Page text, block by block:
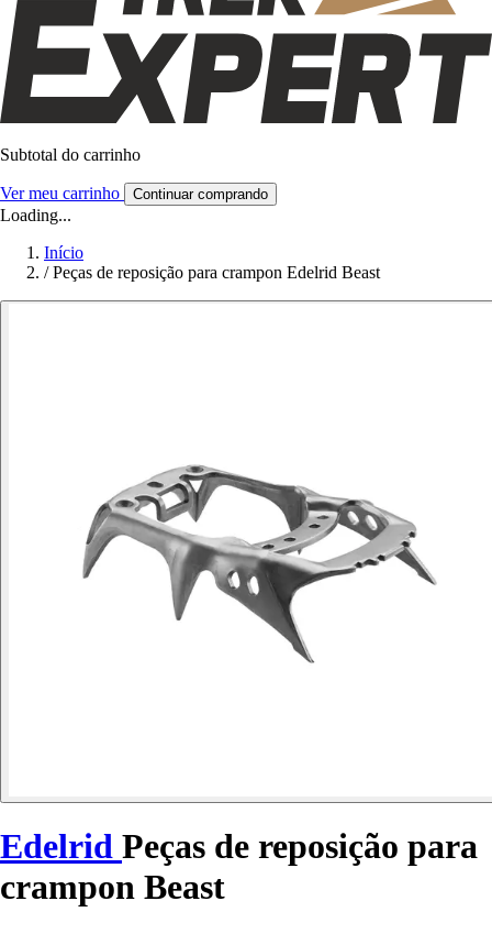
Subtotal do carrinho
Ver meu carrinho Continuar comprando
Loading...
Início
/ Peças de reposição para crampon Edelrid Beast
Edelrid Peças de reposição para
crampon Beast